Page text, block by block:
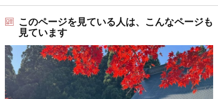
このページを見ている人は、こんなページも
見ています